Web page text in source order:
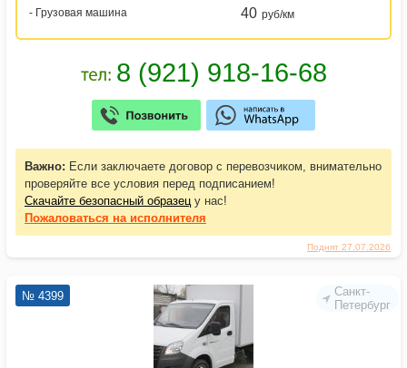
Поднят 27.07.2026
- Грузовая машина
40 руб/км
Важно: Если заключаете договор с перевозчиком, внимательно
проверяйте все условия перед подписанием!
Скачайте безопасный образецу нас!
Пожаловаться на исполнителя
Санкт-
Петербург
№ 4399